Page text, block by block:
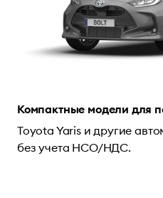
Компактные модели для
Toyota Yaris и другие
без учета НСО/НДС.